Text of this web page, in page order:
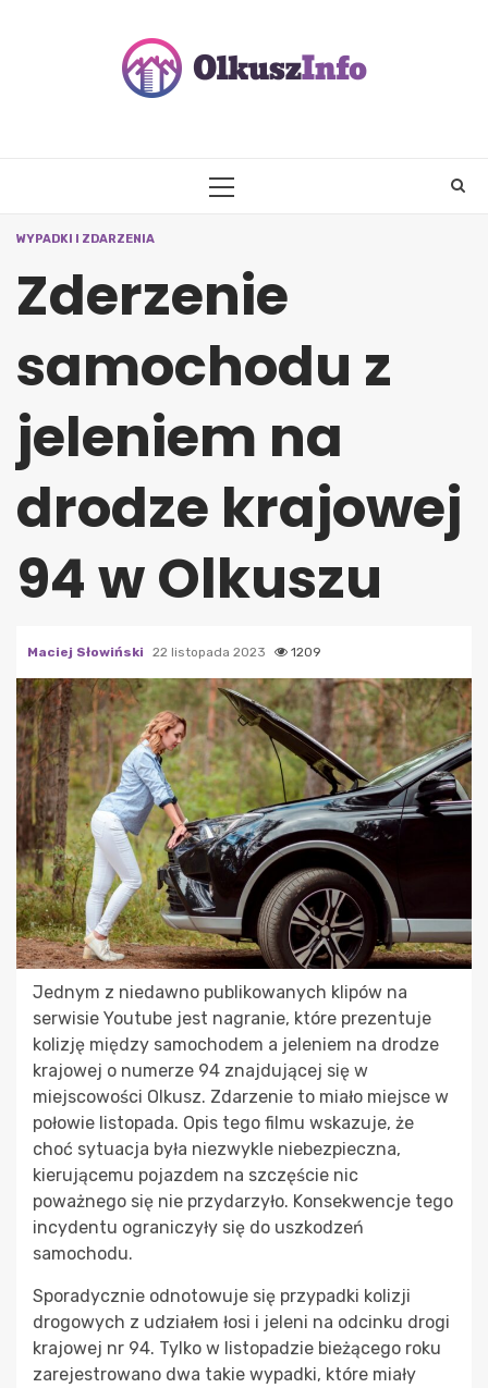
PRIMARY
WYPADKI I ZDARZENIA
Zderzenie
samochodu z
jeleniem na
drodze krajowej
94 w Olkuszu
Maciej Słowiński 22 listopada 2023 1209
Jednym z niedawno publikowanych klipów na
serwisie Youtube jest nagranie, które prezentuje
kolizję między samochodem a jeleniem na drodze
krajowej o numerze 94 znajdującej się w
miejscowości Olkusz. Zdarzenie to miało miejsce w
połowie listopada. Opis tego filmu wskazuje, że
choć sytuacja była niezwykle niebezpieczna,
kierującemu pojazdem na szczęście nic
poważnego się nie przydarzyło. Konsekwencje tego
incydentu ograniczyły się do uszkodzeń
samochodu.
Sporadycznie odnotowuje się przypadki kolizji
drogowych z udziałem łosi i jeleni na odcinku drogi
krajowej nr 94. Tylko w listopadzie bieżącego roku
zarejestrowano dwa takie wypadki, które miały